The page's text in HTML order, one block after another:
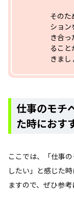
そのた
ション
き合
ること
きまし
仕事のモチ
た時におす
ここでは、「仕事
したい」と感じた
ますので、ぜひ参考